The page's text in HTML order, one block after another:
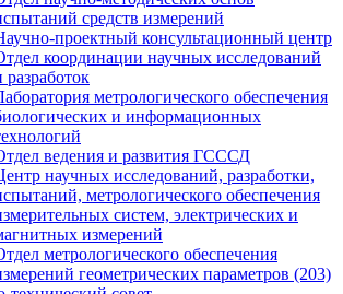
средств измерений
проектный консультационный центр
координации научных исследований
разработок
метрологического обеспечения
и информационных
ведения и развития ГСССД
научных исследований, разработки,
метрологического обеспечения
систем, электрических и
измерений
метрологического обеспечения
геометрических параметров (203)